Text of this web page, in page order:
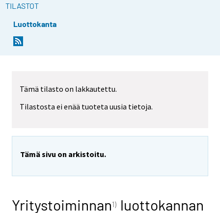
TILASTOT
Luottokanta
Tämä tilasto on lakkautettu.
Tilastosta ei enää tuoteta uusia tietoja.
Tämä sivu on arkistoitu.
Yritystoiminnan1) luottokannan